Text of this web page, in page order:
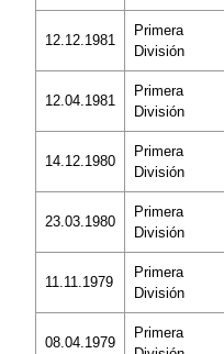
12.12.1981
Primera
División
12.04.1981
Primera
División
14.12.1980
Primera
División
23.03.1980
Primera
División
11.11.1979
Primera
División
08.04.1979
Primera